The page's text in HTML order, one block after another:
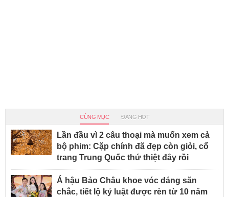
CÙNG MỤC ĐANG HOT
Lần đầu vì 2 câu thoại mà muốn xem cả
bộ phim: Cặp chính đã đẹp còn giỏi, cổ
trang Trung Quốc thứ thiệt đây rồi
Á hậu Bảo Châu khoe vóc dáng săn
chắc, tiết lộ kỷ luật được rèn từ 10 năm